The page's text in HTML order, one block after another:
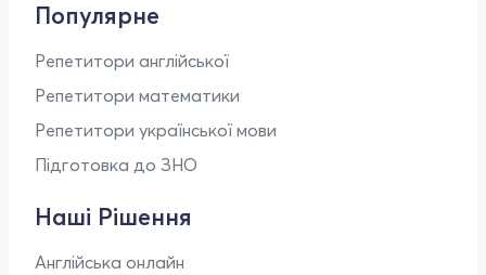
Популярне
Репетитори англійської
Репетитори математики
Репетитори української мови
Підготовка до ЗНО
Наші Рішення
Англійська онлайн